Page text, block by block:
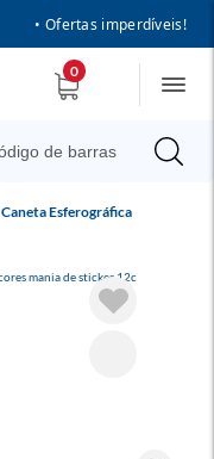
• Ofertas imperdíveis!
0
Caneta Esferográfica